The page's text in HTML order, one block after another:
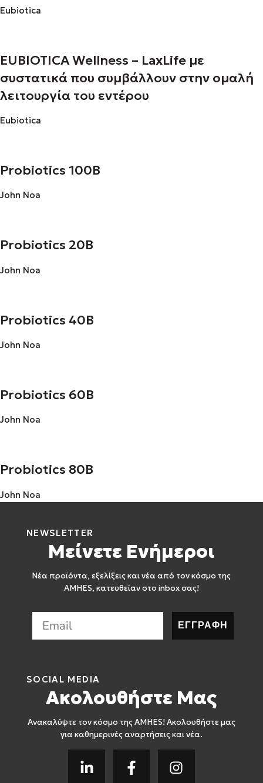
Eubiotica
EUBIOTICA Wellness – LaxLife με
συστατικά που συμβάλλουν στην ομαλή
λειτουργία του εντέρου
Eubiotica
Probiotics 100B
John Noa
Probiotics 20B
John Noa
Probiotics 40B
John Noa
Probiotics 60B
John Noa
Probiotics 80B
John Noa
NEWSLETTER
Μείνετε Ενήμεροι
Νέα προϊόντα, εξελίξεις και νέα από τον κόσμο της
AMHES, κατευθείαν στο inbox σας!
ΕΓΓΡΑΦΗ
SOCIAL MEDIA
Ακολουθήστε Μας
Ανακαλύψτε τον κόσμο της AMHES! Ακολουθήστε μας
για καθημερινές αναρτήσεις και νέα.